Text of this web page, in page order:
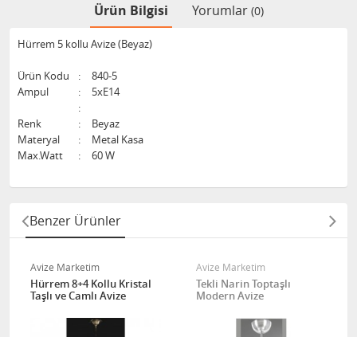
Ürün Bilgisi Yorumlar (0)
Hürrem 5 kollu Avize (Beyaz)
Ürün Kodu :
840-5
Ampul
:
5xE14
:
Renk
:
Beyaz
Materyal
:
Metal Kasa
Max.Watt
: 60 W
Benzer Ürünler
Avize Marketim
Hürrem 8+4 Kollu Kristal
Taşlı ve Camlı Avize
Avize Marketim
Tekli Narin Toptaşlı
Modern Avize